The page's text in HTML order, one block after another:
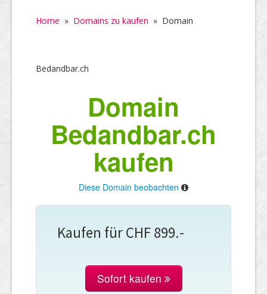
Home » Domains zu kaufen » Domain
Bedandbar.ch
Domain
Bedandbar.ch
kaufen
Diese Domain beobachten
Kaufen für CHF 899.-
Sofort kaufen